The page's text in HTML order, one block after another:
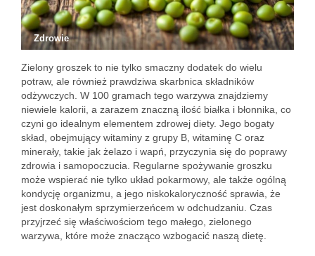
Zdrowie
Zielony groszek to nie tylko smaczny dodatek do wielu
potraw, ale również prawdziwa skarbnica składników
odżywczych. W 100 gramach tego warzywa znajdziemy
niewiele kalorii, a zarazem znaczną ilość białka i błonnika, co
czyni go idealnym elementem zdrowej diety. Jego bogaty
skład, obejmujący witaminy z grupy B, witaminę C oraz
minerały, takie jak żelazo i wapń, przyczynia się do poprawy
zdrowia i samopoczucia. Regularne spożywanie groszku
może wspierać nie tylko układ pokarmowy, ale także ogólną
kondycję organizmu, a jego niskokaloryczność sprawia, że
jest doskonałym sprzymierzeńcem w odchudzaniu. Czas
przyjrzeć się właściwościom tego małego, zielonego
warzywa, które może znacząco wzbogacić naszą dietę.